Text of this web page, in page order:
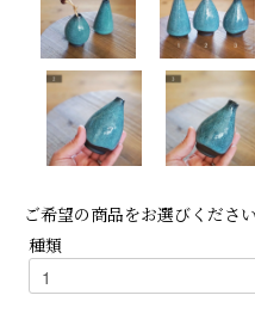
ご希望の商品をお選びください
種類